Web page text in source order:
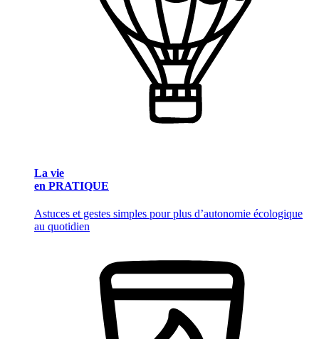
La vie
en PRATIQUE
Astuces et gestes simples pour plus d’autonomie écologique
au quotidien